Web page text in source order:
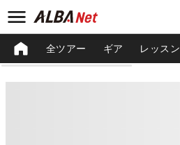
全ツアー ギア レッスン